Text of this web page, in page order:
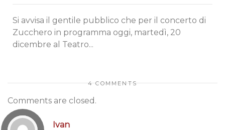
Si avvisa il gentile pubblico che per il concerto di
Zucchero in programma oggi, martedì, 20
dicembre al Teatro...
4 COMMENTS
Comments are closed.
Ivan